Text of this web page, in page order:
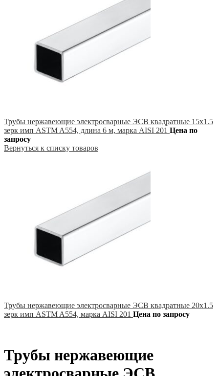
Трубы нержавеющие электросварные ЭСВ квадратные 15х1.5
зерк имп ASTM A554, длина 6 м, марка AISI 201 Цена по
запросу
Вернуться к списку товаров
Трубы нержавеющие электросварные ЭСВ квадратные 20х1.5
зерк имп ASTM A554, марка AISI 201 Цена по запросу
Трубы нержавеющие